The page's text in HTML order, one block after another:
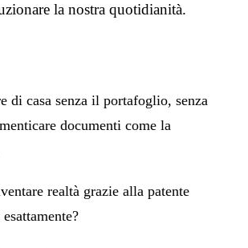
la nostra quotidianità.
di casa senza il portafoglio, senza
documenti come la
realtà grazie alla patente